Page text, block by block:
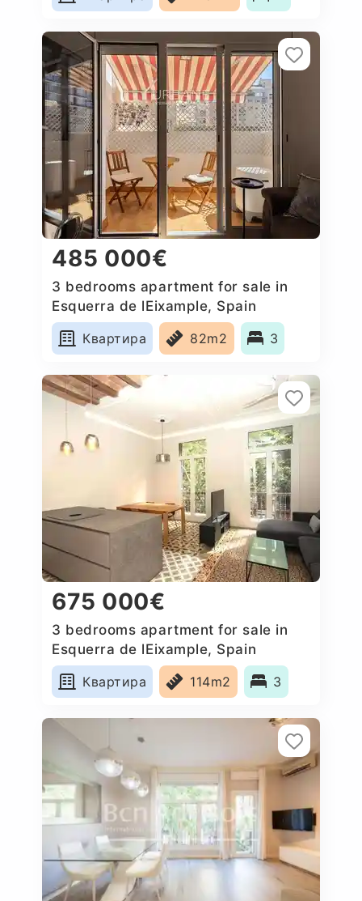
485 000€
3 bedrooms apartment for sale in
Esquerra de lEixample, Spain
Квартира
82m2 3
675 000€
3 bedrooms apartment for sale in
Esquerra de lEixample, Spain
Квартира
114m2 3